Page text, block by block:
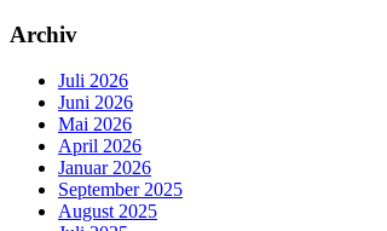
Archiv
Juli 2026
Juni 2026
Mai 2026
April 2026
Januar 2026
September 2025
August 2025